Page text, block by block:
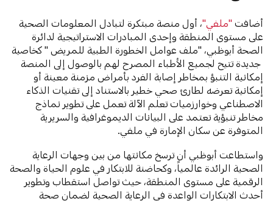
أضافت"ملفي"، أول منصة مبتكرة لتبادل المعلومات الصحية
على مستوى المنطقة وإحدى المبادرات الاستراتيجية لدائرة
الصحة أبوظبي، "ملف عوامل الخطورة الطبية للمريض " كخاصية
جديدة تتيح لجميع الأطباء المصرح لهم بالوصول إلى المنصة
إمكانية التنبؤ بمخاطر إصابة الفرد بأمراض مزمنة معينة أو
إمكانية تعرضه لطارئ صحي خطير بالاستناد إلى تقنيات الذكاء
الاصطناعي وخوارزميات تعلم الآلة تعمل على تطوير نماذج
مخاطر تنبؤية تعتمد على البيانات الديموغرافية والسريرية
المتوفرة عن سكان الإمارة في ملفي.
واستطاعت أبوظبي أن ترسخ مكانتها من بين وجهات الرعاية
الصحية الرائدة عالمياً، وكحاضنة للابتكار في علوم الحياة والصحة
الرقمية على مستوى المنطقة، حيث تواصل استقطاب وتطوير
أحدث الابتكارات الواعدة في الرعاية الصحية لضمان صحة